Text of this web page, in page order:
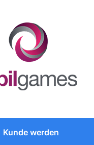
Kunde werden